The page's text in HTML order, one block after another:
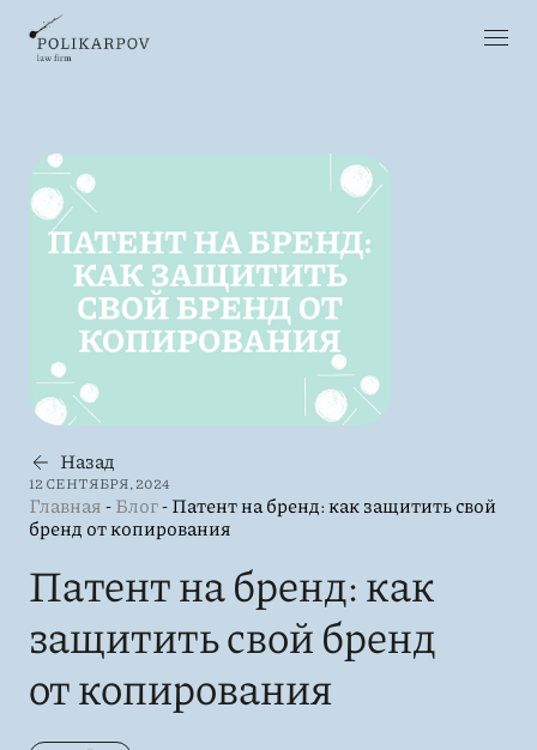
Назад
12 СЕНТЯБРЯ, 2024
Главная-Блог-Патент на бренд: как защитить свой
бренд от копирования
Патент на бренд: как
защитить свой бренд
от копирования